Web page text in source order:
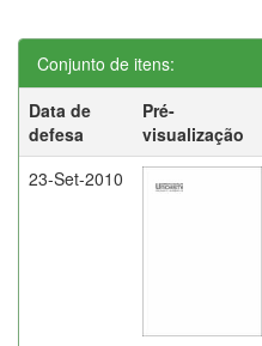
Conjunto de itens:
Data de
defesa
Pré-
visualização
23-Set-2010